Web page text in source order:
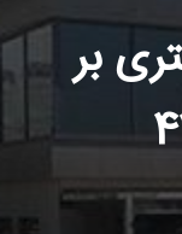
1670 متری بر